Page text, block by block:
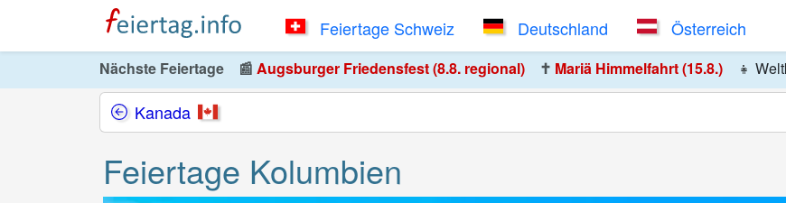
Feiertage Schweiz Deutschland Österreich
Nächste Feiertage 📰 Augsburger Friedensfest (8.8. regional) ✝️ Mariä Himmelfahrt (15.8.) 👧
Kanada
Feiertage Kolumbien